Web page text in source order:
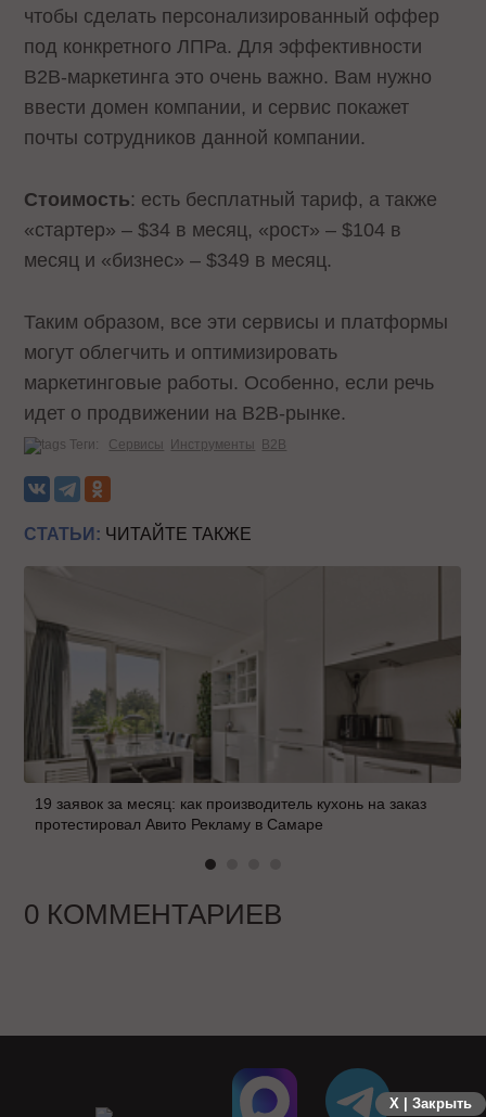
чтобы сделать персонализированный оффер
под конкретного ЛПРа. Для эффективности
B2B-маркетинга это очень важно. Вам нужно
ввести домен компании, и сервис покажет
почты сотрудников данной компании.
Стоимость: есть бесплатный тариф, а также
«стартер» – $34 в месяц, «рост» – $104 в
месяц и «бизнес» – $349 в месяц.
Таким образом, все эти сервисы и платформы
могут облегчить и оптимизировать
маркетинговые работы. Особенно, если речь
идет о продвижении на B2B-рынке.
Теги: Сервисы Инструменты B2B
СТАТЬИ: ЧИТАЙТЕ ТАКЖЕ
19 заявок за месяц: как производитель кухонь на заказ
протестировал Авито Рекламу в Самаре
0 КОММЕНТАРИЕВ
X | Закрыть